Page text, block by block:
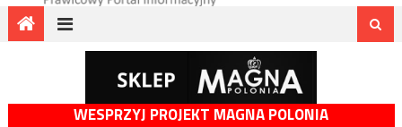
WESPRZYJ PROJEKT MAGNA POLONIA